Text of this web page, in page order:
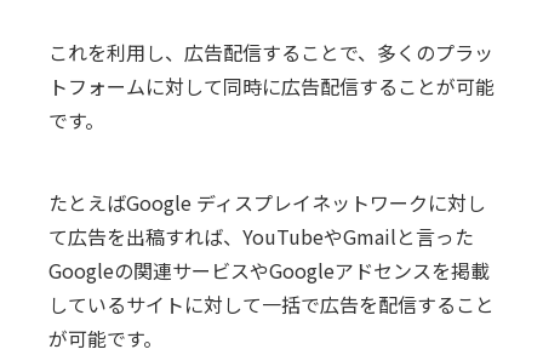
これを利用し、広告配信することで、多くのプラッ
トフォームに対して同時に広告配信することが可能
です。
たとえばGoogle ディスプレイネットワークに対し
て広告を出稿すれば、YouTubeやGmailと言った
Googleの関連サービスやGoogleアドセンスを掲載
しているサイトに対して一括で広告を配信すること
が可能です。